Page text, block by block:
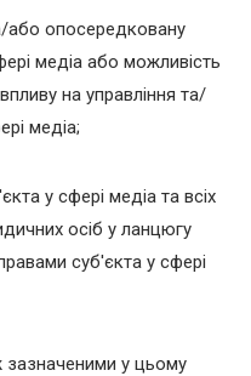
або опосередковану
медіа або можливість
на управління та/
медіа;
у сфері медіа та всіх
осіб у ланцюгу
суб'єкта у сфері
зазначеними у цьому